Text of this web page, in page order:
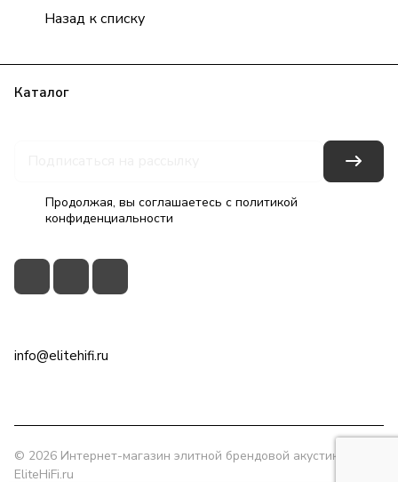
Назад к списку
Каталог
Продолжая, вы соглашаетесь с политикой
конфиденциальности
info@elitehifi.ru
© 2026 Интернет-магазин элитной брендовой акустики
EliteHiFi.ru